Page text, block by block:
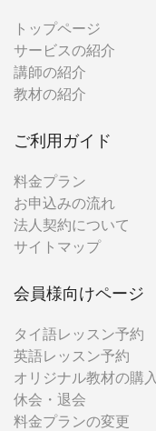
トップページ
サービスの紹介
講師の紹介
教材の紹介
ご利用ガイド
料金プラン
お申込みの流れ
法人契約について
サイトマップ
会員様向けページ
タイ語レッスン予約
英語レッスン予約
オリジナル教材の購入
休会・退会
料金プランの変更